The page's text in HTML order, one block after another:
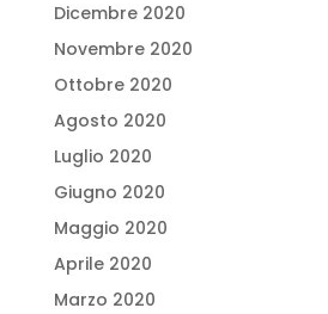
Dicembre 2020
Novembre 2020
Ottobre 2020
Agosto 2020
Luglio 2020
Giugno 2020
Maggio 2020
Aprile 2020
Marzo 2020